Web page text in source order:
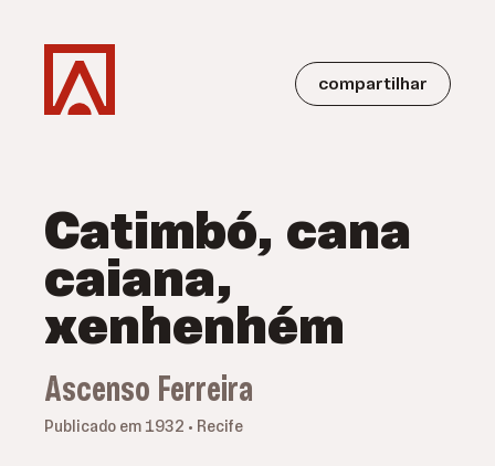
compartilhar
Catimbó, cana
caiana,
xenhenhém
Ascenso Ferreira
Publicado em 1932 • Recife